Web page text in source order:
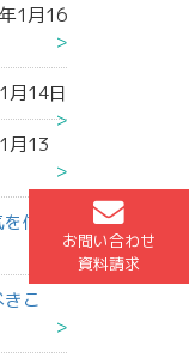
お問い合わせ
資料請求
1月16
月14日
月13
付け
こ